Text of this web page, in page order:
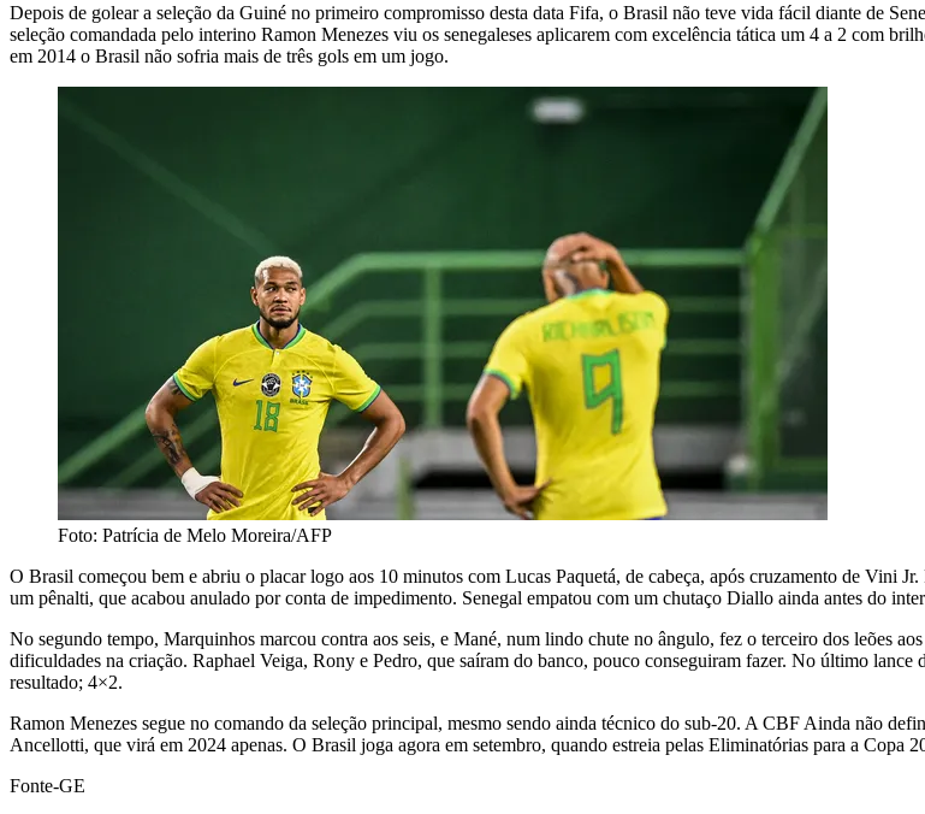
Depois de golear a seleção da Guiné no primeiro compromisso desta data Fifa, o Brasil não teve vida fácil diante de
seleção comandada pelo interino Ramon Menezes viu os senegaleses aplicarem com excelência tática um 4 a 2 com
em 2014 o Brasil não sofria mais de três gols em um jogo.
Foto: Patrícia de Melo Moreira/AFP
O Brasil começou bem e abriu o placar logo aos 10 minutos com Lucas Paquetá, de cabeça, após cruzamento de Vini
um pênalti, que acabou anulado por conta de impedimento. Senegal empatou com um chutaço Diallo ainda antes do
No segundo tempo, Marquinhos marcou contra aos seis, e Mané, num lindo chute no ângulo, fez o terceiro dos leões
dificuldades na criação. Raphael Veiga, Rony e Pedro, que saíram do banco, pouco conseguiram fazer. No último
resultado; 4×2.
Ramon Menezes segue no comando da seleção principal, mesmo sendo ainda técnico do sub-20. A CBF Ainda não
Ancellotti, que virá em 2024 apenas. O Brasil joga agora em setembro, quando estreia pelas Eliminatórias para a Copa
Fonte-GE